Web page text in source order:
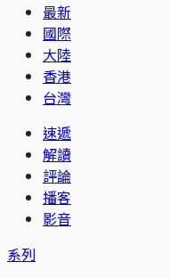
最新
國際
大陸
香港
台灣
速遞
解讀
評論
播客
影音
系列